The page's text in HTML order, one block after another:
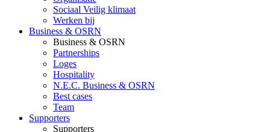
Sociaal Veilig klimaat
Werken bij
Business & OSRN
Business & OSRN
Partnerships
Loges
Hospitality
N.E.C. Business & OSRN
Best cases
Team
Supporters
Supporters